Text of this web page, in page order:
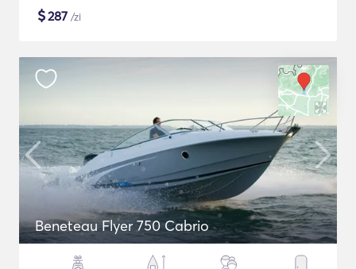
$287 /zi
Beneteau Flyer 750 Cabrio